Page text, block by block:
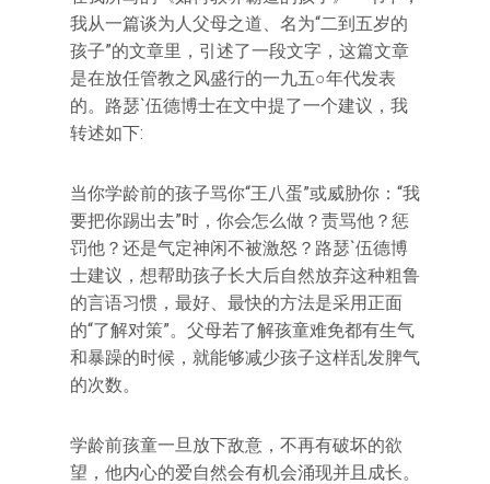
我从一篇谈为人父母之道、名为“二到五岁的
孩子”的文章里，引述了一段文字，这篇文章
是在放任管教之风盛行的一九五○年代发表
的。路瑟`伍德博士在文中提了一个建议，我
转述如下:
当你学龄前的孩子骂你“王八蛋”或威胁你：“我
要把你踢出去”时，你会怎么做？责骂他？惩
罚他？还是气定神闲不被激怒？路瑟`伍德博
士建议，想帮助孩子长大后自然放弃这种粗鲁
的言语习惯，最好、最快的方法是采用正面
的“了解对策”。父母若了解孩童难免都有生气
和暴躁的时候，就能够减少孩子这样乱发脾气
的次数。
学龄前孩童一旦放下敌意，不再有破坏的欲
望，他内心的爱自然会有机会涌现并且成长。